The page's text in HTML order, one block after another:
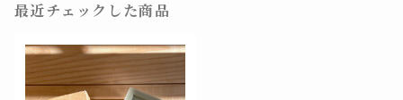
最近チェックした商品